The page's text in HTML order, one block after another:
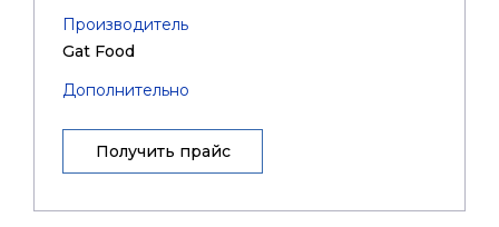
Производитель
Gat Food
Дополнительно
Получить прайс